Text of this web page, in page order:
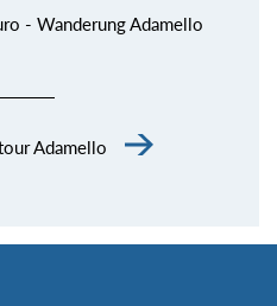
- Wanderung Adamello
Adamello